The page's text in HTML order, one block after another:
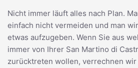
Nicht immer läuft alles nach Plan.
einfach nicht vermeiden und man
etwas aufzugeben. Wenn Sie aus
immer von Ihrer San Martino di
zurücktreten wollen, verrechnen